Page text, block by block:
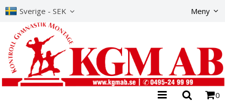
Sverige - SEK Meny
0